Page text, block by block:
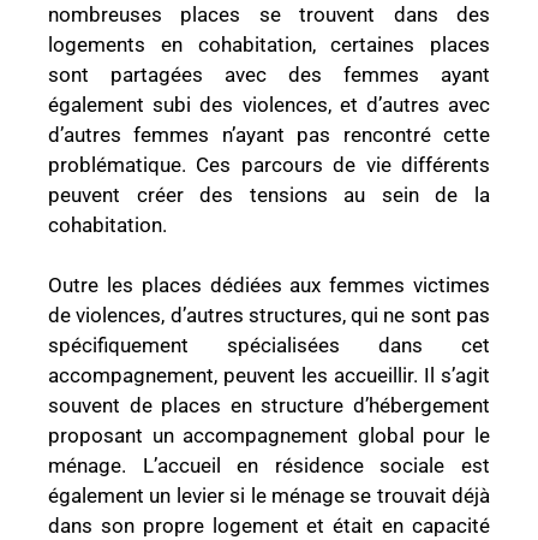
nombreuses places se trouvent dans des
logements en cohabitation, certaines places
sont partagées avec des femmes ayant
également subi des violences, et d’autres avec
d’autres femmes n’ayant pas rencontré cette
problématique. Ces parcours de vie différents
peuvent créer des tensions au sein de la
cohabitation.
Outre les places dédiées aux femmes victimes
de violences, d’autres structures, qui ne sont pas
spécifiquement spécialisées dans cet
accompagnement, peuvent les accueillir. Il s’agit
souvent de places en structure d’hébergement
proposant un accompagnement global pour le
ménage. L’accueil en résidence sociale est
également un levier si le ménage se trouvait déjà
dans son propre logement et était en capacité